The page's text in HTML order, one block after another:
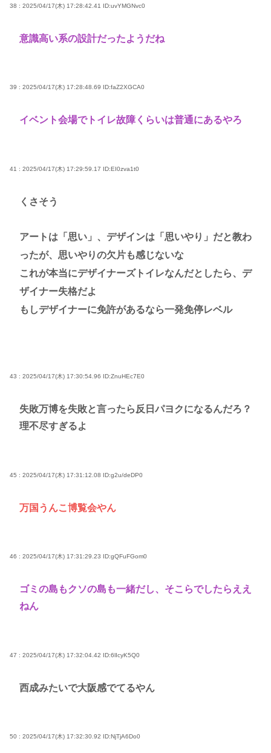
38 : 2025/04/17(木) 17:28:42.41 ID:uvYMGNvc0
意識高い系の設計だったようだね
39 : 2025/04/17(木) 17:28:48.69 ID:faZ2XGCA0
イベント会場でトイレ故障くらいは普通にあるやろ
41 : 2025/04/17(木) 17:29:59.17 ID:EI0zva1t0
くさそう
アートは「思い」、デザインは「思いやり」だと教わ
ったが、思いやりの欠片も感じないな
これが本当にデザイナーズトイレなんだとしたら、デ
ザイナー失格だよ
もしデザイナーに免許があるなら一発免停レベル
43 : 2025/04/17(木) 17:30:54.96 ID:ZnuHEc7E0
失敗万博を失敗と言ったら反日パヨクになるんだろ？
理不尽すぎるよ
45 : 2025/04/17(木) 17:31:12.08 ID:g2u/deDP0
万国うんこ博覧会やん
46 : 2025/04/17(木) 17:31:29.23 ID:gQFuFGom0
ゴミの島もクソの島も一緒だし、そこらでしたらええ
ねん
47 : 2025/04/17(木) 17:32:04.42 ID:6lIcyK5Q0
西成みたいで大阪感でてるやん
50 : 2025/04/17(木) 17:32:30.92 ID:NjTjA6Do0